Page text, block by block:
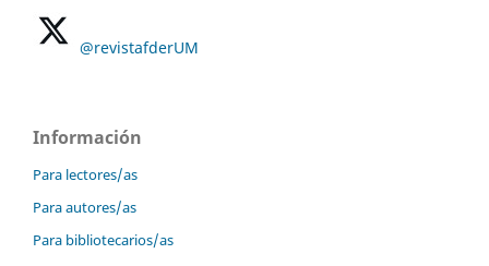
@revistafderUM
Información
Para lectores/as
Para autores/as
Para bibliotecarios/as